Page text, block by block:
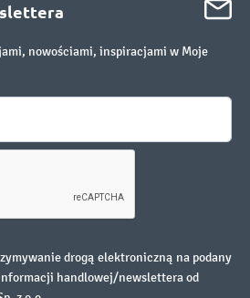
nowościami, inspiracjami w Moje
drogą elektroniczną na podany
handlowej/newslettera od